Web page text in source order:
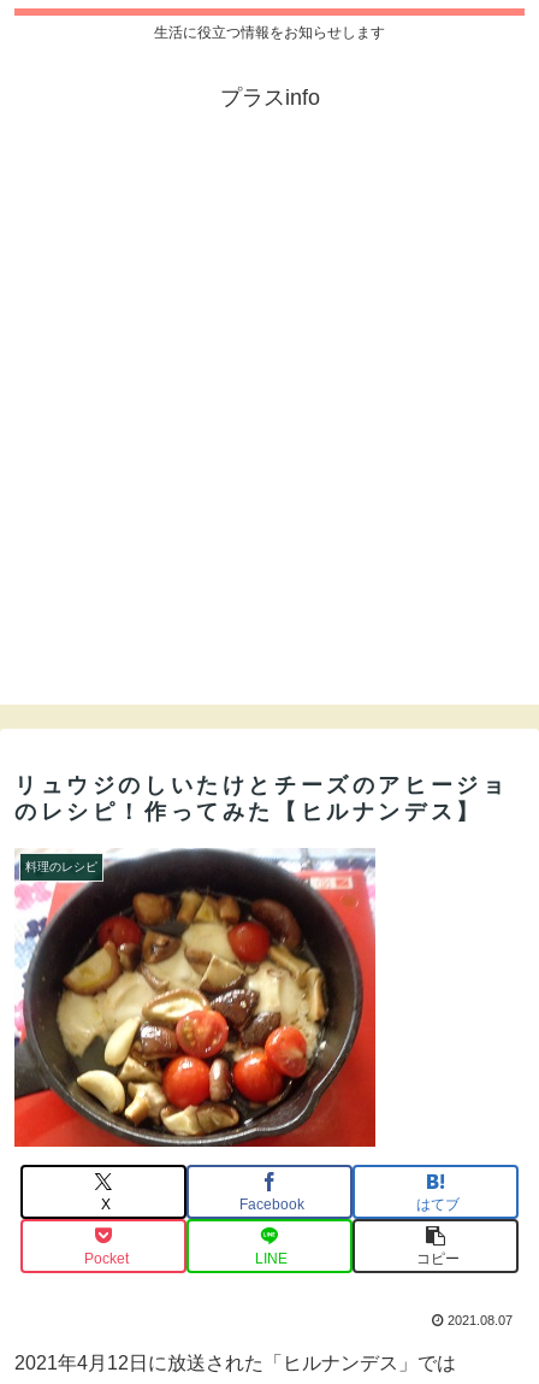
生活に役立つ情報をお知らせします
プラスinfo
リュウジのしいたけとチーズのアヒージョ
のレシピ！作ってみた【ヒルナンデス】
料理のレシピ
X Facebook はてブ
Pocket LINE コピー
2021.08.07
2021年4月12日に放送された「ヒルナンデス」では